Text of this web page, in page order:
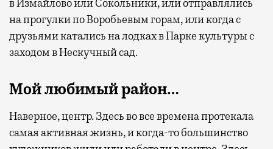
в Измайлово или Сокольники, или отправлялись
на прогулки по Воробьевым горам, или когда с
друзьями катались на лодках в Парке культуры с
заходом в Нескучный сад.
Мой любимый район…
Наверное, центр. Здесь во все времена протекала
самая активная жизнь, и когда-то большинство